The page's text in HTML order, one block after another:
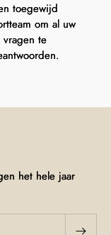
toegewijd
om al uw
vragen te
het hele jaar